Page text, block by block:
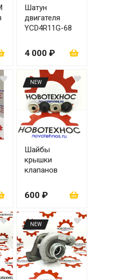
Шатун
двигателя
YCD4R11G-68
1004050C)
4 000 ₽
NEW
Шайбы
крышки
клапанов
4A
600 ₽
NEW